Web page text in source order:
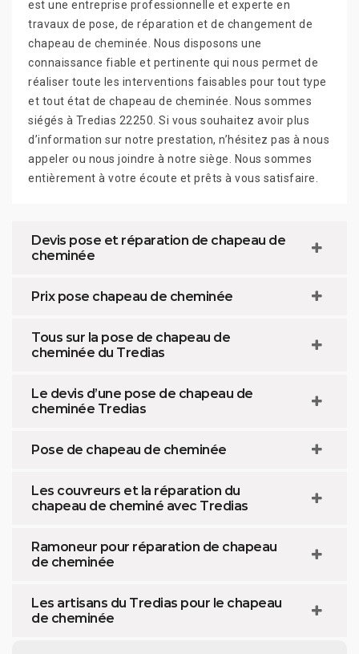
est une entreprise professionnelle et experte en
travaux de pose, de réparation et de changement de
chapeau de cheminée. Nous disposons une
connaissance fiable et pertinente qui nous permet de
réaliser toute les interventions faisables pour tout type
et tout état de chapeau de cheminée. Nous sommes
siégés à Tredias 22250. Si vous souhaitez avoir plus
d’information sur notre prestation, n’hésitez pas à nous
appeler ou nous joindre à notre siège. Nous sommes
entièrement à votre écoute et prêts à vous satisfaire.
Devis pose et réparation de chapeau de
cheminée
Prix pose chapeau de cheminée
Tous sur la pose de chapeau de
cheminée du Tredias
Le devis d’une pose de chapeau de
cheminée Tredias
Pose de chapeau de cheminée
Les couvreurs et la réparation du
chapeau de cheminé avec Tredias
Ramoneur pour réparation de chapeau
de cheminée
Les artisans du Tredias pour le chapeau
de cheminée